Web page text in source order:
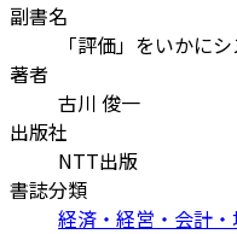
副書名
「評価」をいかに
著者
古川 俊一
出版社
NTT出版
書誌分類
経済・経営・会計